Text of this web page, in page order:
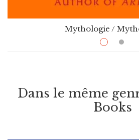
Mythologie /
23.99 $36.99
Dans le même
Books